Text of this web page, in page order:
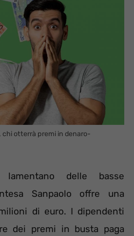
otterrà premi in denaro-
delle basse
Sanpaolo offre una
di euro. I dipendenti
dei premi in busta paga